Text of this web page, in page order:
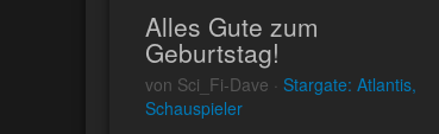
Alles Gute zum
Geburtstag!
von Sci_Fi-Dave · Stargate: Atlantis,
Schauspieler